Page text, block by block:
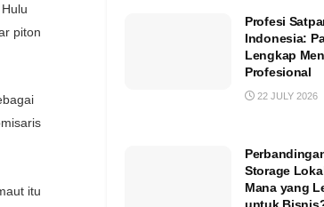
piton
itu
Profesi
Indonesia:
Lengkap
Profesional
22 JULY 2026
Storage
Mana yang